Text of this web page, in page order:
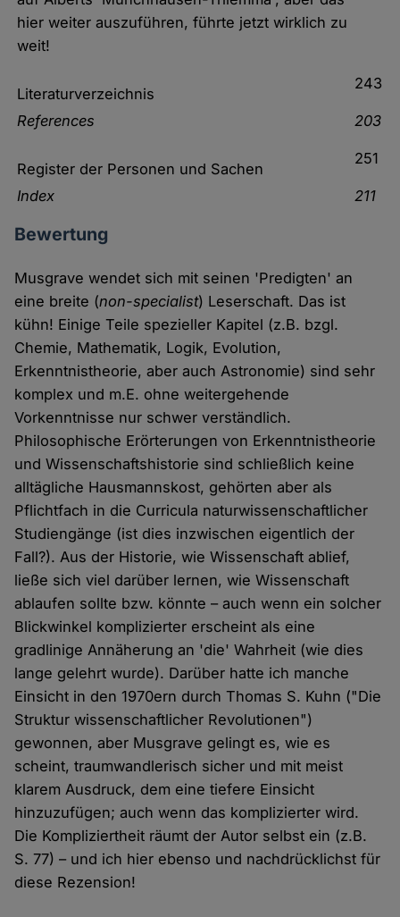
hier weiter auszuführen, führte jetzt wirklich zu
weit!
Literaturverzeichnis
243
References 203
Register der Personen und Sachen
251
Index 211
Bewertung
Musgrave wendet sich mit seinen 'Predigten' an
eine breite (non-specialist) Leserschaft. Das ist
kühn! Einige Teile spezieller Kapitel (z.B. bzgl.
Chemie, Mathematik, Logik, Evolution,
Erkenntnistheorie, aber auch Astronomie) sind sehr
komplex und m.E. ohne weitergehende
Vorkenntnisse nur schwer verständlich.
Philosophische Erörterungen von Erkenntnistheorie
und Wissenschaftshistorie sind schließlich keine
alltägliche Hausmannskost, gehörten aber als
Pflichtfach in die Curricula naturwissenschaftlicher
Studiengänge (ist dies inzwischen eigentlich der
Fall?). Aus der Historie, wie Wissenschaft ablief,
ließe sich viel darüber lernen, wie Wissenschaft
ablaufen sollte bzw. könnte – auch wenn ein solcher
Blickwinkel komplizierter erscheint als eine
gradlinige Annäherung an 'die' Wahrheit (wie dies
lange gelehrt wurde). Darüber hatte ich manche
Einsicht in den 1970ern durch Thomas S. Kuhn ("Die
Struktur wissenschaftlicher Revolutionen")
gewonnen, aber Musgrave gelingt es, wie es
scheint, traumwandlerisch sicher und mit meist
klarem Ausdruck, dem eine tiefere Einsicht
hinzuzufügen; auch wenn das komplizierter wird.
Die Kompliziertheit räumt der Autor selbst ein (z.B.
S. 77) – und ich hier ebenso und nachdrücklichst für
diese Rezension!